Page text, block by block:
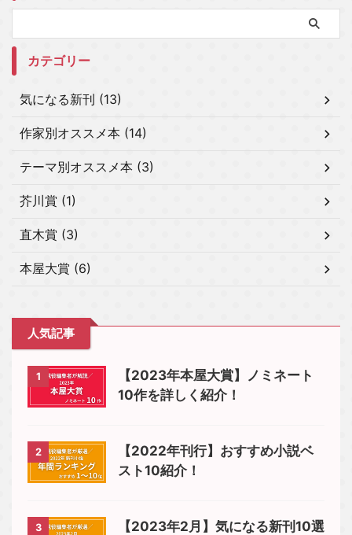
カテゴリー
気になる新刊 (13)
作家別オススメ本 (14)
テーマ別オススメ本 (3)
芥川賞 (1)
直木賞 (3)
本屋大賞 (6)
人気記事
1
【2023年本屋大賞】ノミネート
10作を詳しく紹介！
2
【2022年刊行】おすすめ小説ベ
スト10紹介！
3 【2023年2月】気になる新刊10選